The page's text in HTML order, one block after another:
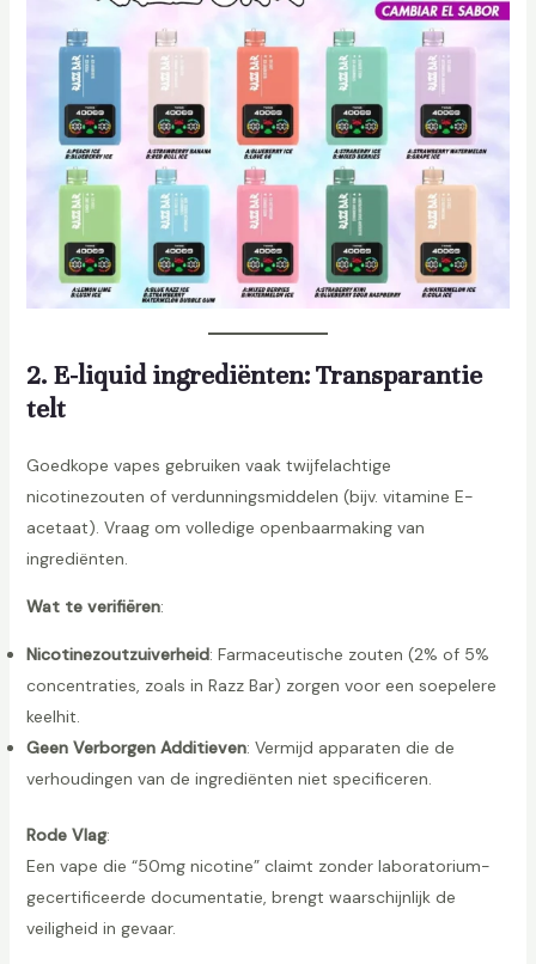
2. E-liquid ingrediënten: Transparantie
telt
Goedkope vapes gebruiken vaak twijfelachtige
nicotinezouten of verdunningsmiddelen (bijv. vitamine E-
acetaat). Vraag om volledige openbaarmaking van
ingrediënten.
Wat te verifiëren:
Nicotinezoutzuiverheid: Farmaceutische zouten (2% of 5%
concentraties, zoals in Razz Bar) zorgen voor een soepelere
keelhit.
Geen Verborgen Additieven: Vermijd apparaten die de
verhoudingen van de ingrediënten niet specificeren.
Rode Vlag:
Een vape die “50mg nicotine” claimt zonder laboratorium-
gecertificeerde documentatie, brengt waarschijnlijk de
veiligheid in gevaar.